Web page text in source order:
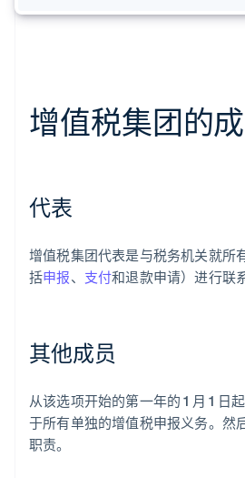
增值税集团的
代表
增值税集团代表是与税务机关就所
括申报、 支付和退款申请）进行联
其他成员
从该选项开始的第一年的 1 月 1 日
于所有单独的增值税申报义务。然
职责。